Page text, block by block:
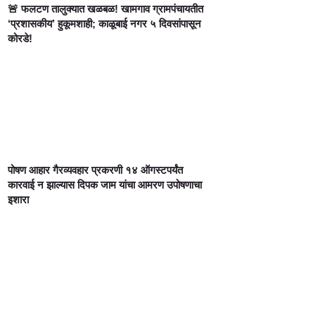
🚨 फलटण तालुक्यात खळबळ! खामगाव ग्रामपंचायतीत
‘प्रशासकीय’ हुकूमशाही; काळूबाई नगर ५ दिवसांपासून
कोरडे!
पोषण आहार गैरव्यवहार प्रकरणी १४ ऑगस्टपर्यंत
कारवाई न झाल्यास दिपक जाम यांचा आमरण उपोषणाचा
इशारा